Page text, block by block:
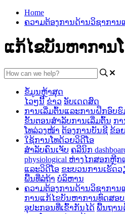
Home
ຄວາມຕ້ອງການດ້ານວິຊາກາ
ແກ້ໄຂບັນຫາການ
ຂໍ້ມູນຫຼ້າສຸດ
ໄວໆນີ້ ຂ່າວ ອັບເດດສົດ
ການເລີ່ມຕົ້ນແລະການຝຶກອົບຮົ
ຂັ້ນຕອນສໍາລັບການເລີ່ມຕົ້ນ ກ
ໂທລ່ວງໜ້າ ຕ້ອງການບັນຊີ ຂ້ອ
ໃຊ້ການໂທດ້ວຍວິດີໂອ
ສໍາລັບຄົນເຈັບ ຄລີນິກ
physiological ຫ່າງ​ໄກ​ສອກ​ຫຼີກ​
ແລະວິດີໂອ ຂະບວນການເຮັດວ
ພື້ນທີ່ລໍຖ້າ ບໍລິຫານ
ຄວາມຕ້ອງການດ້ານວິຊາກາ
ການ​ແກ້​ໄຂ​ບັນ​ຫາ​ການ​ທົດ​ສອ
ອຸປະກອນທີ່ເຂົ້າກັນໄດ້ ພື້ນຖານ